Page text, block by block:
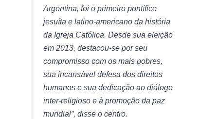
Argentina, foi o primeiro pontífice
jesuíta e latino-americano da história
da Igreja Católica. Desde sua eleição
em 2013, destacou-se por seu
compromisso com os mais pobres,
sua incansável defesa dos direitos
humanos e sua dedicação ao diálogo
inter-religioso e à promoção da paz
mundial”, disse o centro.